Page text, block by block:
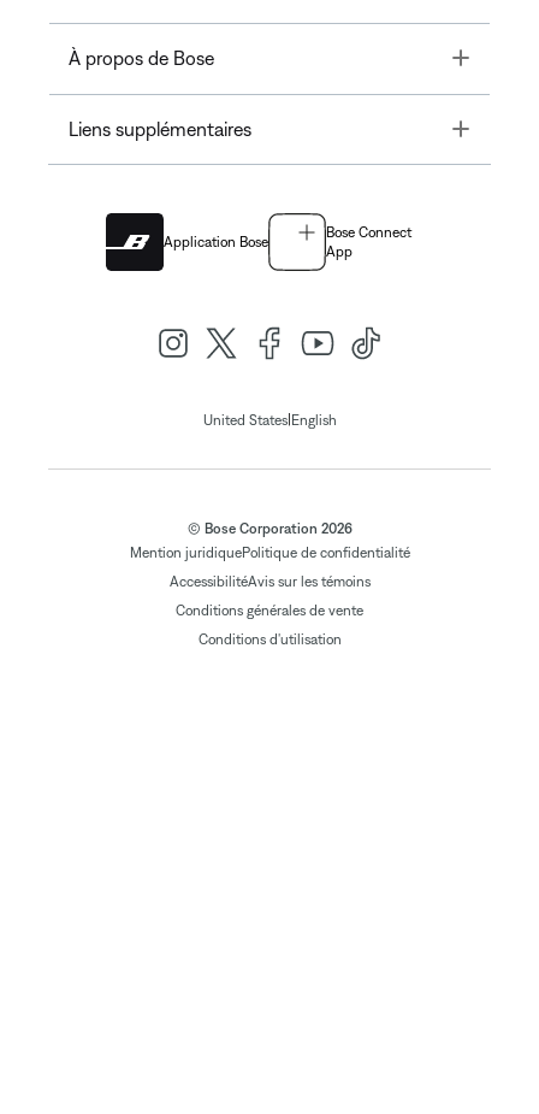
À propos de Bose Toggle
Liens supplémentaires Toggle
Application Bose
Bose Connect
App
United States| English
© Bose Corporation 2026
Mention juridiquePolitique de confidentialité
AccessibilitéAvis sur les témoins
Conditions générales de vente
Conditions d'utilisation